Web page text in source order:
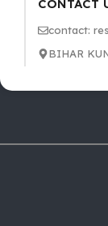
CONTACT
contact:
BIHAR